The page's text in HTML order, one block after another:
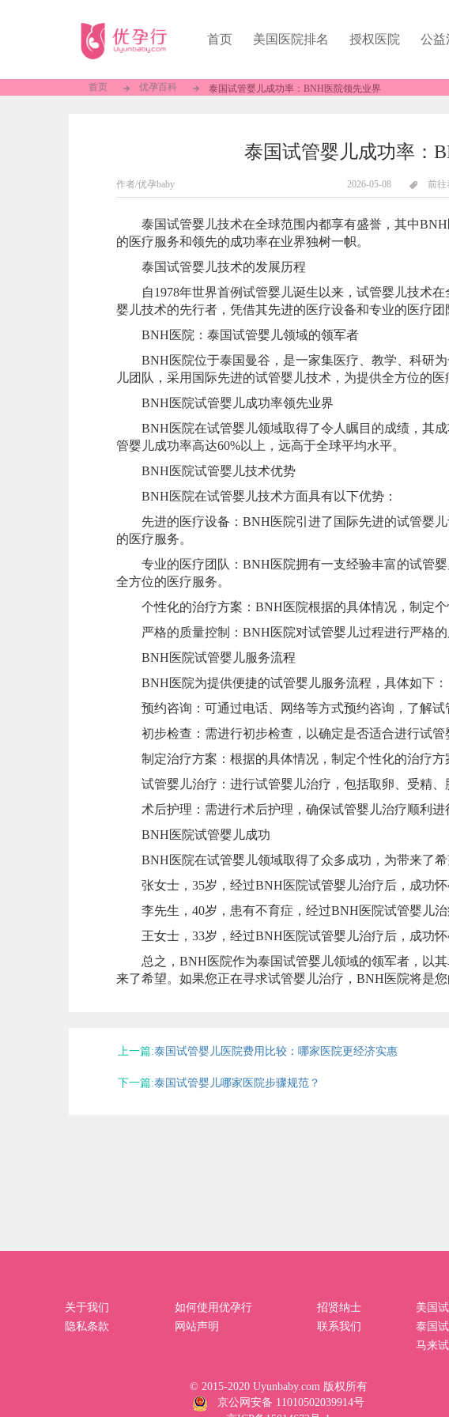
首页 美国医院排名 授权医院 公益
首页 优孕百科 泰国试管婴儿成功率：BNH医院领先业界
泰国试管婴儿成功率：
作者/优孕baby 2026-05-08 前往
泰国试管婴儿技术在全球范围内都享有盛誉，其中BNH
的医疗服务和领先的成功率在业界独树一帜。
泰国试管婴儿技术的发展历程
自1978年世界首例试管婴儿诞生以来，试管婴儿技术在
婴儿技术的先行者，凭借其先进的医疗设备和专业的医疗团
BNH医院：泰国试管婴儿领域的领军者
BNH医院位于泰国曼谷，是一家集医疗、教学、科研为
儿团队，采用国际先进的试管婴儿技术，为提供全方位的医
BNH医院试管婴儿成功率领先业界
BNH医院在试管婴儿领域取得了令人瞩目的成绩，其成
管婴儿成功率高达60%以上，远高于全球平均水平。
BNH医院试管婴儿技术优势
BNH医院在试管婴儿技术方面具有以下优势：
先进的医疗设备：BNH医院引进了国际先进的试管婴儿
的医疗服务。
专业的医疗团队：BNH医院拥有一支经验丰富的试管婴
全方位的医疗服务。
个性化的治疗方案：BNH医院根据的具体情况，制定个
严格的质量控制：BNH医院对试管婴儿过程进行严格的
BNH医院试管婴儿服务流程
BNH医院为提供便捷的试管婴儿服务流程，具体如下：
预约咨询：可通过电话、网络等方式预约咨询，了解试
初步检查：需进行初步检查，以确定是否适合进行试管
制定治疗方案：根据的具体情况，制定个性化的治疗方
试管婴儿治疗：进行试管婴儿治疗，包括取卵、受精、
术后护理：需进行术后护理，确保试管婴儿治疗顺利进
BNH医院试管婴儿成功
BNH医院在试管婴儿领域取得了众多成功，为带来了希
张女士，35岁，经过BNH医院试管婴儿治疗后，成功怀
李先生，40岁，患有不育症，经过BNH医院试管婴儿治
王女士，33岁，经过BNH医院试管婴儿治疗后，成功怀
总之，BNH医院作为泰国试管婴儿领域的领军者，以其
来了希望。如果您正在寻求试管婴儿治疗，BNH医院将是您
上一篇:泰国试管婴儿医院费用比较：哪家医院更经济实惠
下一篇:泰国试管婴儿哪家医院步骤规范？
关于我们
隐私条款
如何使用优孕行
网站声明
招贤纳士
联系我们
美国
泰国
马来
© 2015-2020 Uyunbaby.com 版权所有
京公网安备 11010502039914号